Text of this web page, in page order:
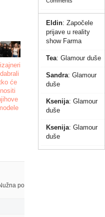
će
nositi
polja su označena s
Eldin: Započele
prijave u reality
show Farma
Tea: Glamour duše
Sandra: Glamour
duše
Ksenija: Glamour
duše
Ksenija: Glamour
duše